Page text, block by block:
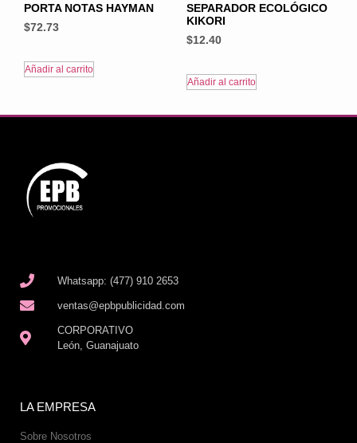
PORTA NOTAS HAYMAN
$72.73
Añadir al carrito
SEPARADOR ECOLÓGICO
KIKORI
$12.40
Añadir al carrito
Whatsapp: (477) 910 2653
ventas@epbpublicidad.com
CORPORATIVO
León, Guanajuato
LA EMPRESA
Sobre Nosotros